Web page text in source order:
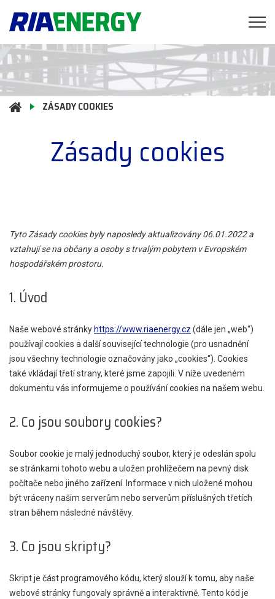
ZÁSADY COOKIES
Zásady cookies
Tyto Zásady cookies byly naposledy aktualizovány 06.01.2022 a
vztahují se na občany a osoby s trvalým pobytem v Evropském
hospodářském prostoru.
1. Úvod
Naše webové stránky https://www.riaenergy.cz (dále jen „web“)
používají cookies a další související technologie (pro usnadnění
jsou všechny technologie označovány jako „cookies“). Cookies
také vkládají třetí strany, které jsme zapojili. V níže uvedeném
dokumentu vás informujeme o používání cookies na našem webu.
2. Co jsou soubory cookies?
Soubor cookie je malý jednoduchý soubor, který je odeslán spolu
se stránkami tohoto webu a uložen prohlížečem na pevný disk
počítače nebo jiného zařízení. Informace v nich uložené mohou
být vráceny našim serverům nebo serverům příslušných třetích
stran během následné návštěvy.
3. Co jsou skripty?
Skript je část programového kódu, který slouží k tomu, aby naše
webové stránky fungovaly správně a interaktivně. Tento kód je